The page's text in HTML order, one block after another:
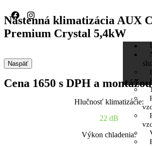
Nástenná klimatizácia AUX
Premium Crystal 5,4kW
Naspäť
Cena 1650 s DPH a
Hlučnosť klimatizácie:
22 dB
Výkon chladenia: